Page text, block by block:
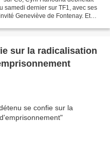
samedi dernier sur TF1, avec ses
Geneviève de Fontenay. Et
sur la radicalisation